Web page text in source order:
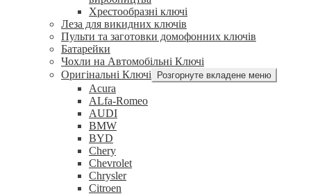
Хрестообразні ключі
Леза для викидних ключів
Пульти та заготовки домофонних ключів
Батарейки
Чохли на Автомобільні Ключі
Оригінальні Ключі
Розгорнуте вкладене меню
Acura
ALfa-Romeo
AUDI
BMW
BYD
Chery
Chevrolet
Chrysler
Citroen